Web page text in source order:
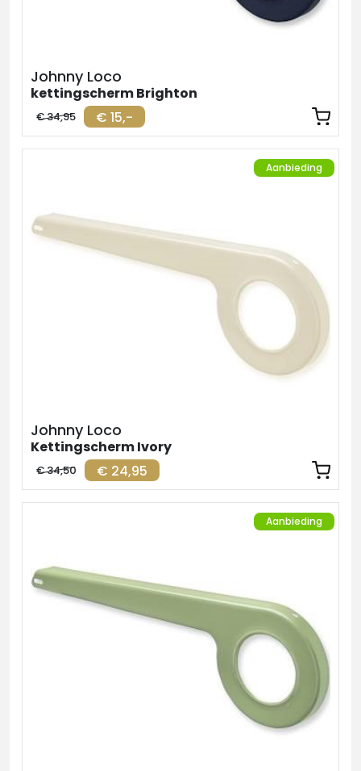
Johnny Loco
kettingscherm Brighton
€ 15,-
€ 34,95
Aanbieding
Johnny Loco
Kettingscherm Ivory
€ 24,95
€ 34,50
Aanbieding